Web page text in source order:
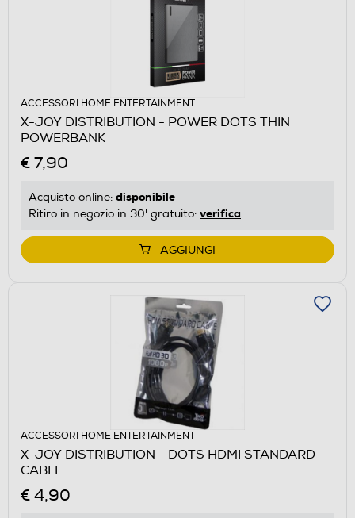
ACCESSORI HOME ENTERTAINMENT
X-JOY DISTRIBUTION - POWER DOTS THIN
POWERBANK
€ 7,90
Acquisto online: disponibile
Ritiro in negozio in 30' gratuito: verifica
AGGIUNGI
ACCESSORI HOME ENTERTAINMENT
X-JOY DISTRIBUTION - DOTS HDMI STANDARD
CABLE
€ 4,90